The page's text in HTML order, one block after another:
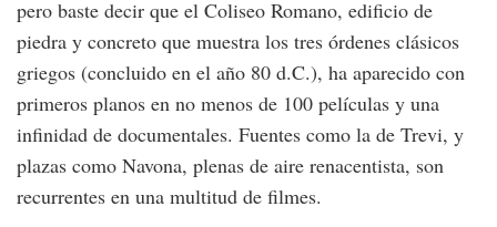
pero baste decir que el Coliseo Romano, edificio de
piedra y concreto que muestra los tres órdenes clásicos
griegos (concluido en el año 80 d.C.), ha aparecido con
primeros planos en no menos de 100 películas y una
infinidad de documentales. Fuentes como la de Trevi, y
plazas como Navona, plenas de aire renacentista, son
recurrentes en una multitud de filmes.